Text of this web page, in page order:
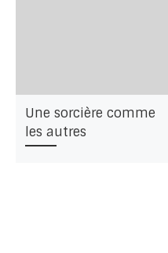
Une sorcière comme
les autres